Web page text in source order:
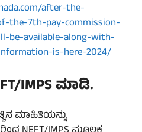
after-the-
the-7th-pay-commission-
be-available-along-with-
is-here-2024/
IMPSಮಾಡಿ.
ಮಾಹಿತಿಯನ್ನು